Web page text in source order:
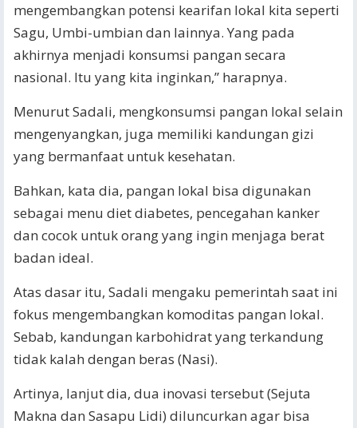
mengembangkan potensi kearifan lokal kita seperti
Sagu, Umbi-umbian dan lainnya. Yang pada
akhirnya menjadi konsumsi pangan secara
nasional. Itu yang kita inginkan,” harapnya.
Menurut Sadali, mengkonsumsi pangan lokal selain
mengenyangkan, juga memiliki kandungan gizi
yang bermanfaat untuk kesehatan.
Bahkan, kata dia, pangan lokal bisa digunakan
sebagai menu diet diabetes, pencegahan kanker
dan cocok untuk orang yang ingin menjaga berat
badan ideal.
Atas dasar itu, Sadali mengaku pemerintah saat ini
fokus mengembangkan komoditas pangan lokal.
Sebab, kandungan karbohidrat yang terkandung
tidak kalah dengan beras (Nasi).
Artinya, lanjut dia, dua inovasi tersebut (Sejuta
Makna dan Sasapu Lidi) diluncurkan agar bisa